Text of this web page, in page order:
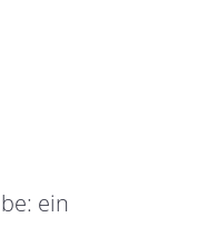
ein